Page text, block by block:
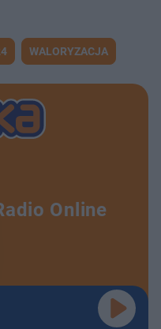
WALORYZACJA
Online